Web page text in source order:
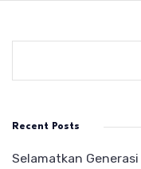
Recent Posts
Selamatkan Generasi